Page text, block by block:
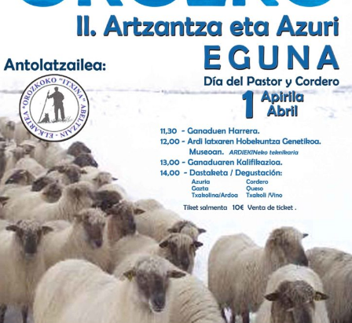
Servicios agricultura
Entidades asociadas
Noticias
Tablón de anuncios
Lursail Market